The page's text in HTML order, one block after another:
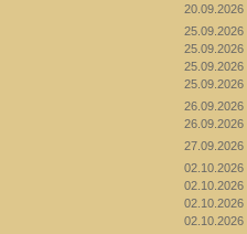
25.09.2026
25.09.2026
25.09.2026
26.09.2026
26.09.2026
27.09.2026
02.10.2026
02.10.2026